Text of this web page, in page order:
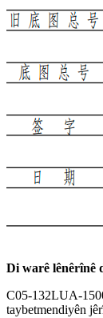
Di warê lênêrînê
C05-132LUA-
taybetmendiyên